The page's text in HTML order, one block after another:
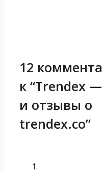
12
к “Trendex
и отзывы о
trendex.co”